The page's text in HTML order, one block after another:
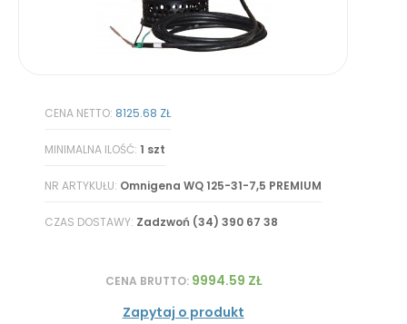
CENA NETTO: 8125.68 ZŁ
MINIMALNA ILOŚĆ:1 szt
NR ARTYKUŁU: Omnigena WQ 125-31-7,5 PREMIUM
CZAS DOSTAWY: Zadzwoń (34) 390 67 38
CENA BRUTTO: 9994.59 ZŁ
Zapytaj o produkt